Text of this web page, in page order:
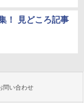
！ 見どころ記事
問い合わせ